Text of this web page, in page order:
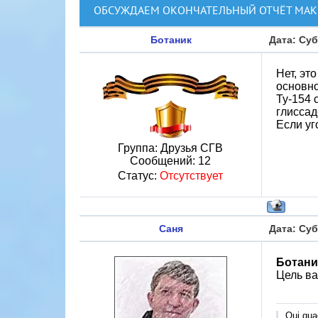
ОБСУЖДАЕМ ОКОНЧАТЕЛЬНЫЙ ОТЧЁТ
Ботаник Дата:
Группа: Друзья СГВ
Сообщений: 12
Статус: Отсутствует
Нет,
Ту-154
Если
Саня Дата:
Цель
Qui